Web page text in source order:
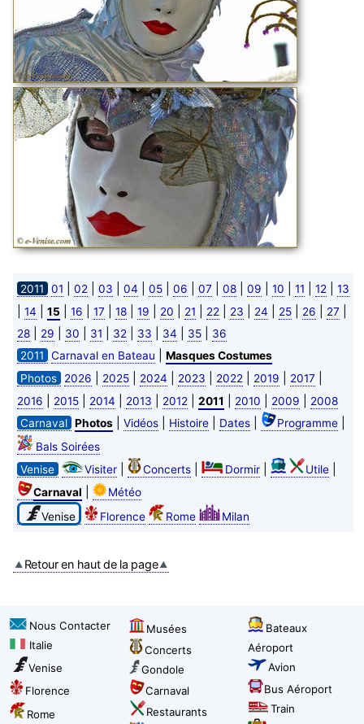
2011 01 02 03 04 05| 06 07 08| 09 10 11 12 13
14 15 16 17 18| 19 20 21 22 23 24 25| 26 27
28| 29 30 31 32 33 34 35|
36
2011
Carnaval en Bateau
Masques Costumes
Photos
2026 2025| 2024 2023 2022 2019 2017
2016 2015| 2014 2013 2012 2011 2010 2009
2008
Carnaval Photos| Vidéos| Histoire| Dates| Programme|
Bals Soirées
Venise
Visiter| Concerts| Dormir| Utile|
Carnaval
Météo
Venise
Florence Rome Milan
Retour en haut de la page
Nous Contacter
Italie
Venise
Florence
Rome
Musées
Concerts
Gondole
Carnaval
Restaurants
Bateaux
Aéroport
Avion
Bus Aéroport
Train